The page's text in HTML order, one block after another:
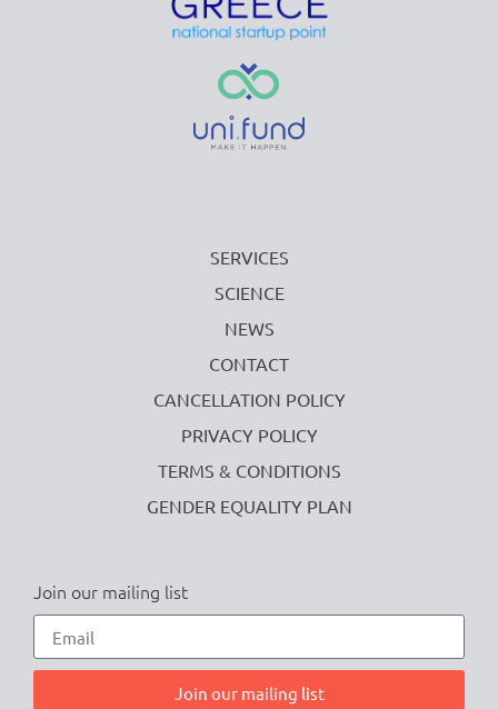
SERVICES
SCIENCE
NEWS
CONTACT
CANCELLATION POLICY
PRIVACY POLICY
TERMS & CONDITIONS
GENDER EQUALITY PLAN
Join our mailing list
Join our mailing list